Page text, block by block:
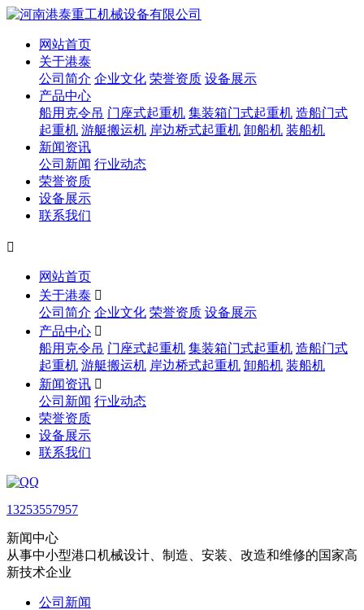
网站首页
关于港泰
公司简介 企业文化 荣誉资质 设备展示
产品中心
船用克令吊 门座式起重机 集装箱门式起重机 造船门式
起重机 游艇搬运机 岸边桥式起重机 卸船机 装船机
新闻资讯
公司新闻 行业动态
荣誉资质
设备展示
联系我们

网站首页
关于港泰 
公司简介 企业文化 荣誉资质 设备展示
产品中心 
船用克令吊 门座式起重机 集装箱门式起重机 造船门式
起重机 游艇搬运机 岸边桥式起重机 卸船机 装船机
新闻资讯 
公司新闻 行业动态
荣誉资质
设备展示
联系我们
13253557957
新闻中心
从事中小型港口机械设计、制造、安装、改造和维修的国家高
新技术企业
公司新闻